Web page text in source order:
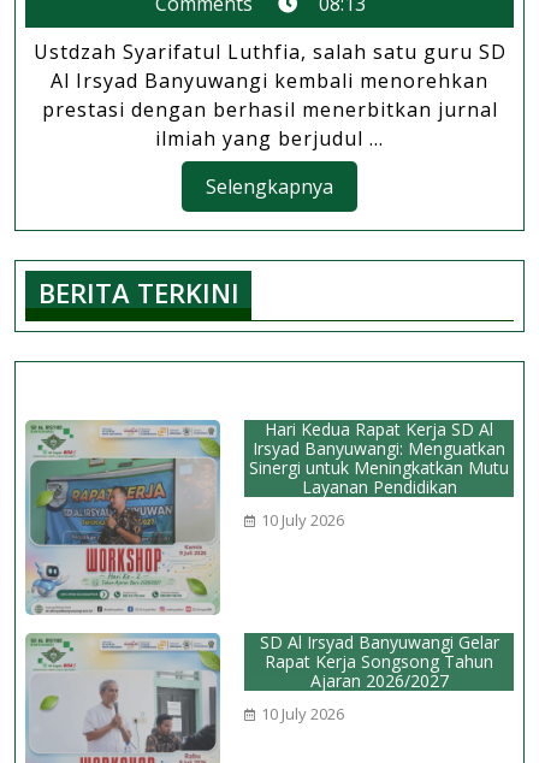
SD
Al
Irsyad
Banyuwangi
Terbitkan
Jurnal
Ilmiah
2024
Ustdzah Syarifatul Luthfia, salah satu guru SD
Al Irsyad Banyuwangi kembali menorehkan
prestasi dengan berhasil menerbitkan jurnal
ilmiah yang berjudul ...
Selengkapnya
BERITA TERKINI
Hari Kedua Rapat Kerja SD Al
Irsyad Banyuwangi: Menguatkan
Sinergi untuk Meningkatkan Mutu
Layanan Pendidikan
10 July 2026
SD Al Irsyad Banyuwangi Gelar
Rapat Kerja Songsong Tahun
Ajaran 2026/2027
10 July 2026